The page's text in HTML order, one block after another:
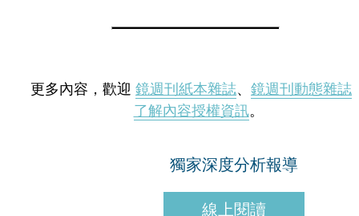
更多內容，歡迎 鏡週刊紙本雜誌、 鏡週刊動態雜誌
了解內容授權資訊。
獨家深度分析報導
線上閱讀